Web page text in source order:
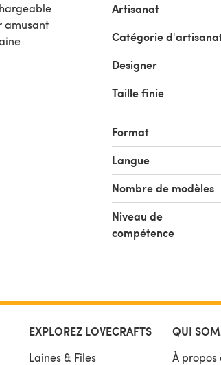
amusant
Artisanat
Catégorie
Designer
Taille finie
Format
Langue
Nombre de modèles
Niveau de
compétence
EXPLOREZ LOVECRAFTS
Laines & Files
QUI
À propos